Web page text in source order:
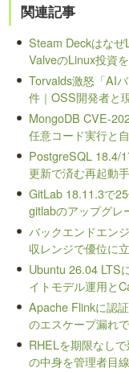
関連記事
Steam Deckはなぜ
ValveのLinux投資
Torvalds激怒「AI
件｜OSS開発者と
MongoDB CVE-
任意コード実行と
PostgreSQL 18.4/
更新で済む再起動
GitLab 18.11.3で
gitlabのアップグレ
バックエンドエン
収レンジで優位に
Ubuntu 26.04 LTS
イトモデル運用と
Apache Flinkに認
のエスケープ漏れ
RHELを期限なし
の中身を管理者目